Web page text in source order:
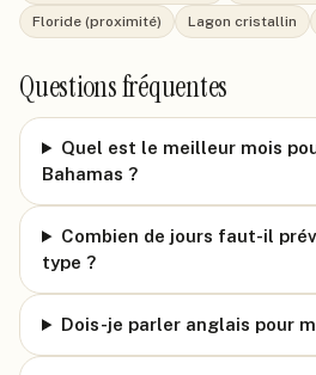
Floride (proximité)
Lagon cristallin
Questions fréquentes
Quel est le meilleur mois
Bahamas ?
Combien de jours faut-il
type ?
Dois-je parler anglais pour